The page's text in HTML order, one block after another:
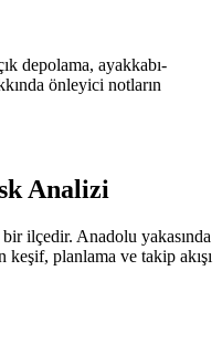
depolama, ayakkabı-
önleyici notların
Analizi
ilçedir. Anadolu yakasında
keşif, planlama ve takip akışı